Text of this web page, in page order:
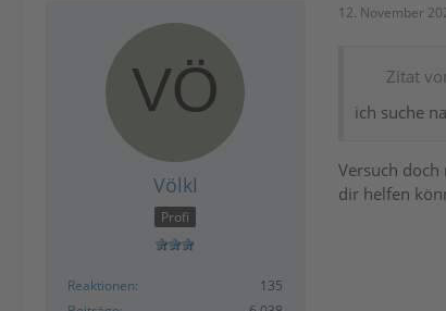
Völkl
Profi
Reaktionen
135
12. November
Zitat
ich suche
Versuch
dir helfen